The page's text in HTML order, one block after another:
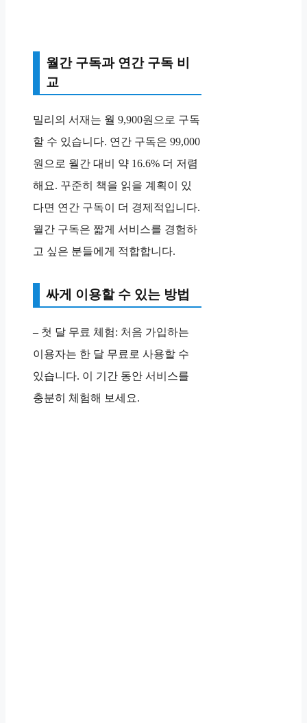
월간 구독과 연간 구독 비
교
밀리의 서재는 월 9,900원으로 구독
할 수 있습니다. 연간 구독은 99,000
원으로 월간 대비 약 16.6% 더 저렴
해요. 꾸준히 책을 읽을 계획이 있
다면 연간 구독이 더 경제적입니다.
월간 구독은 짧게 서비스를 경험하
고 싶은 분들에게 적합합니다.
싸게 이용할 수 있는 방법
– 첫 달 무료 체험: 처음 가입하는
이용자는 한 달 무료로 사용할 수
있습니다. 이 기간 동안 서비스를
충분히 체험해 보세요.